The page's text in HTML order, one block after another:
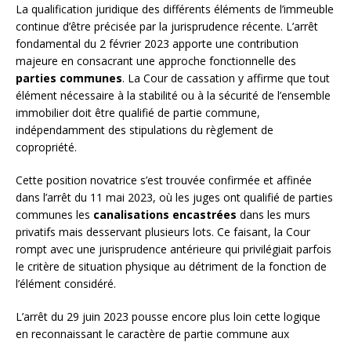
La qualification juridique des différents éléments de l’immeuble
continue d’être précisée par la jurisprudence récente. L’arrêt
fondamental du 2 février 2023 apporte une contribution
majeure en consacrant une approche fonctionnelle des
parties communes. La Cour de cassation y affirme que tout
élément nécessaire à la stabilité ou à la sécurité de l’ensemble
immobilier doit être qualifié de partie commune,
indépendamment des stipulations du règlement de
copropriété.
Cette position novatrice s’est trouvée confirmée et affinée
dans l’arrêt du 11 mai 2023, où les juges ont qualifié de parties
communes les canalisations encastrées dans les murs
privatifs mais desservant plusieurs lots. Ce faisant, la Cour
rompt avec une jurisprudence antérieure qui privilégiait parfois
le critère de situation physique au détriment de la fonction de
l’élément considéré.
L’arrêt du 29 juin 2023 pousse encore plus loin cette logique
en reconnaissant le caractère de partie commune aux